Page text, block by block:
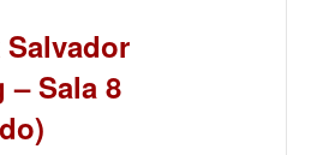
Sala 8